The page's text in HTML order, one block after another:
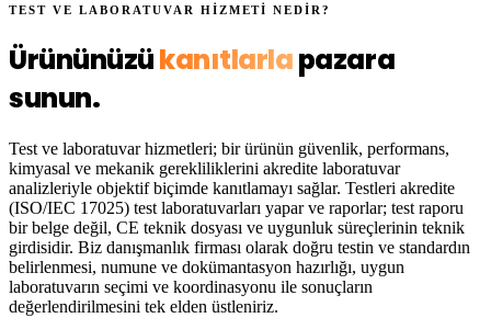
TEST VE LABORATUVAR HİZMETİ NEDİR?
Ürününüzükanıtlarlapazara
sunun.
Test ve laboratuvar hizmetleri; bir ürünün güvenlik, performans,
kimyasal ve mekanik gerekliliklerini akredite laboratuvar
analizleriyle objektif biçimde kanıtlamayı sağlar. Testleri akredite
(ISO/IEC 17025) test laboratuvarları yapar ve raporlar; test raporu
bir belge değil, CE teknik dosyası ve uygunluk süreçlerinin teknik
girdisidir. Biz danışmanlık firması olarak doğru testin ve standardın
belirlenmesi, numune ve dokümantasyon hazırlığı, uygun
laboratuvarın seçimi ve koordinasyonu ile sonuçların
değerlendirilmesini tek elden üstleniriz.